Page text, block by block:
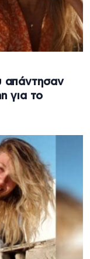
απάντησαν
για το